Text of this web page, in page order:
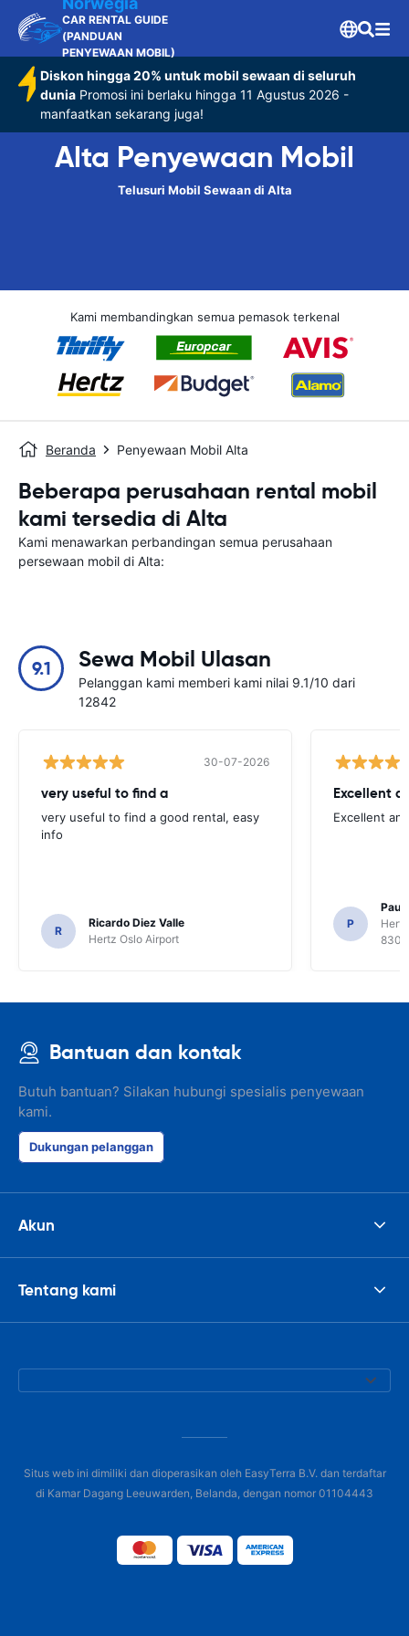
CAR RENTAL GUIDE
(PANDUAN
PENYEWAAN MOBIL)
Diskon hingga 20% untuk mobil sewaan di seluruh
dunia Promosi ini berlaku hingga 11 Agustus 2026 -
manfaatkan sekarang juga!
Alta Penyewaan Mobil
Telusuri Mobil Sewaan di Alta
Kami membandingkan semua pemasok terkenal
Beranda Penyewaan Mobil Alta
Beberapa perusahaan rental mobil
kami tersedia di Alta
Kami menawarkan perbandingan semua perusahaan
persewaan mobil di Alta:
9.1 Sewa Mobil Ulasan
Pelanggan kami memberi kami nilai 9.1/10 dari
12842
30-07-2026
very useful to find a
very useful to find a good rental, easy
info
R
Ricardo Diez Valle
Hertz Oslo Airport
Excellent
Excellent
P
Paul
8300
Bantuan dan kontak
Butuh bantuan? Silakan hubungi spesialis penyewaan
kami.
Dukungan pelanggan
Akun
Tentang kami
Situs web ini dimiliki dan dioperasikan oleh EasyTerra B.V. dan terdaftar
di Kamar Dagang Leeuwarden, Belanda, dengan nomor 01104443